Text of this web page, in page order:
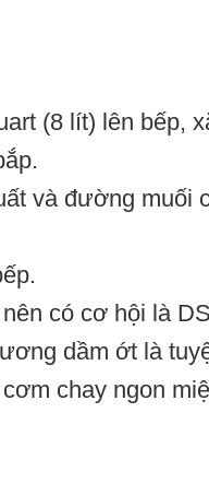
(8 lít) lên bếp,
và đường muối
có cơ hội là
dầm ớt là
chay ngon